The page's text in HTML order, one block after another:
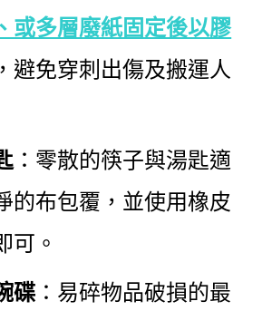
或多層廢紙固定後以膠
避免穿刺出傷及搬運人
：零散的筷子與湯匙適
的布包覆，並使用橡皮
可。
碟 ：易碎物品破損的最